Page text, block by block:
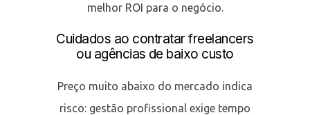
melhor ROI para o negócio.
Cuidados ao contratar freelancers
ou agências de baixo custo
Preço muito abaixo do mercado indica
risco: gestão profissional exige tempo